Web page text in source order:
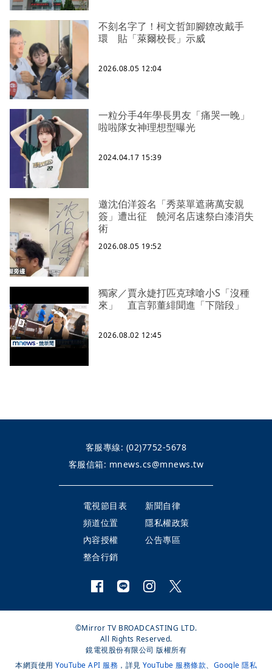
不刻名字了！柯文哲卸腳鐐改戴手
環 貼「萊爾校長」示威
2026.08.05 12:04
一粒分手4年學長男友「痛哭一晚」
啦啦隊女神理想型曝光
2024.04.17 15:39
邀沈伯洋簽名「秀菜單遮蔣萬安親
簽」遭出征 饒河名店速祭白漆消失
術
2026.08.05 19:52
獨家／賈永婕打匹克球嗆小S「沒種
來」 直言郭董緋聞進「下階段」
2026.08.02 12:45
客服專線: (02)7752-5678
客服信箱: mnews.cs@mnews.tw
電視節目表
新聞自律
頻道位置
隱私權政策
內容授權
公告專區
整合行銷
©Mirror TV BROADCASTING LTD.
All Rights Reserved.
鏡電視股份有限公司 版權所有
本網頁使用 YouTube API 服務 ，詳見 YouTube 服務條款、 Google 隱私